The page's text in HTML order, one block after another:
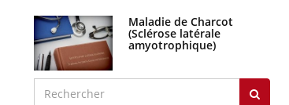
Maladie de Charcot
(Sclérose latérale
amyotrophique)